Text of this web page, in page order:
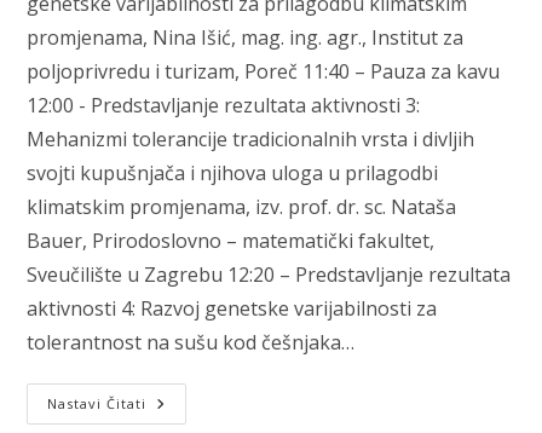
promjenama, Nina Išić, mag. ing. agr., Institut za
poljoprivredu i turizam, Poreč 11:40 – Pauza za kavu
12:00 - Predstavljanje rezultata aktivnosti 3:
Mehanizmi tolerancije tradicionalnih vrsta i divljih
svojti kupušnjača i njihova uloga u prilagodbi
klimatskim promjenama, izv. prof. dr. sc. Nataša
Bauer, Prirodoslovno – matematički fakultet,
Sveučilište u Zagrebu 12:20 – Predstavljanje rezultata
aktivnosti 4: Razvoj genetske varijabilnosti za
tolerantnost na sušu kod češnjaka…
Nastavi Čitati 4.
Radionica: